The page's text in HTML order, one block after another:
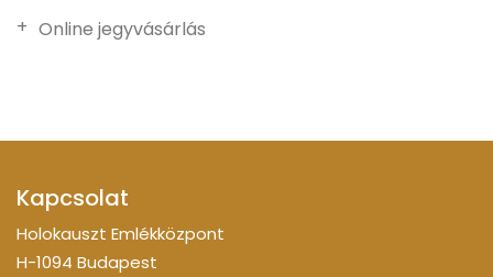
Online jegyvásárlás
Kapcsolat
Holokauszt Emlékközpont
H-1094 Budapest